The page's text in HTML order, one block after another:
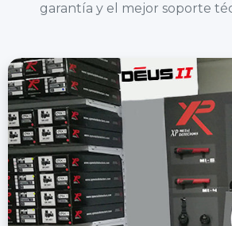
garantía y el mejor soporte